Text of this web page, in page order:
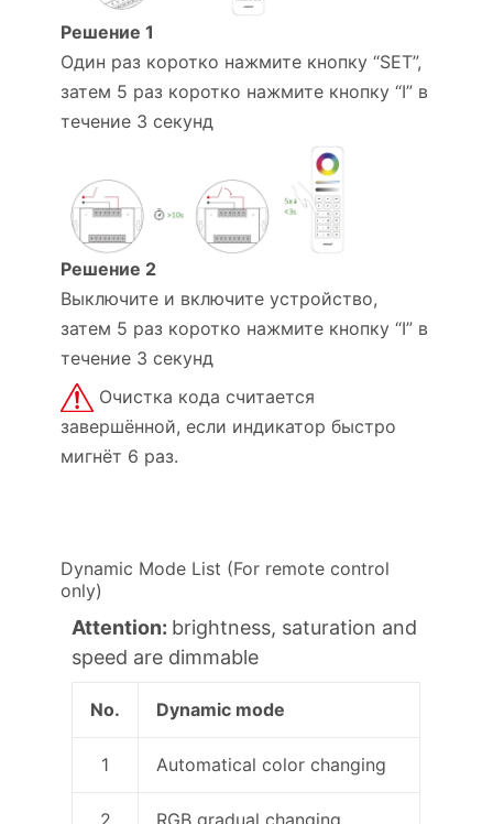
Решение 1
Один раз коротко нажмите кнопку “SET”,
затем 5 раз коротко нажмите кнопку “I” в
течение 3 секунд
Решение 2
Выключите и включите устройство,
затем 5 раз коротко нажмите кнопку “I” в
течение 3 секунд
Очистка кода считается
завершённой, если индикатор быстро
мигнёт 6 раз.
Dynamic Mode List (For remote control
only)
Attention: brightness, saturation and
speed are dimmable
No. Dynamic mode
1 Automatical color changing
2 RGB gradual changing